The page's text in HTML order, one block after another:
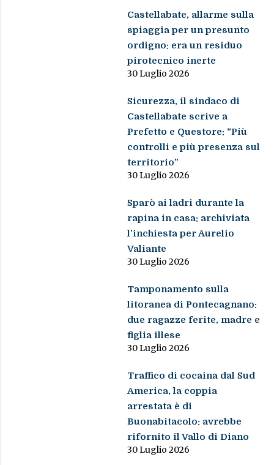
Castellabate, allarme sulla
spiaggia per un presunto
ordigno: era un residuo
pirotecnico inerte
30 Luglio 2026
Sicurezza, il sindaco di
Castellabate scrive a
Prefetto e Questore: “Più
controlli e più presenza sul
territorio”
30 Luglio 2026
Sparò ai ladri durante la
rapina in casa: archiviata
l’inchiesta per Aurelio
Valiante
30 Luglio 2026
Tamponamento sulla
litoranea di Pontecagnano:
due ragazze ferite, madre e
figlia illese
30 Luglio 2026
Traffico di cocaina dal Sud
America, la coppia
arrestata è di
Buonabitacolo: avrebbe
rifornito il Vallo di Diano
30 Luglio 2026